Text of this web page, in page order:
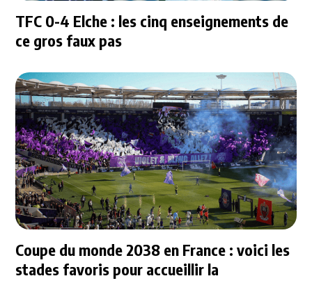
TFC 0-4 Elche : les cinq enseignements de
ce gros faux pas
Coupe du monde 2038 en France : voici les
stades favoris pour accueillir la